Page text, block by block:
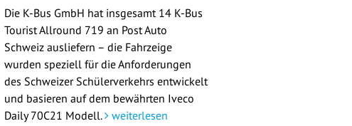
Die K-Bus GmbH hat insgesamt 14 K-Bus
Tourist Allround 719 an Post Auto
Schweiz ausliefern – die Fahrzeige
wurden speziell für die Anforderungen
des Schweizer Schülerverkehrs entwickelt
und basieren auf dem bewährten Iveco
Daily 70C21 Modell. weiterlesen